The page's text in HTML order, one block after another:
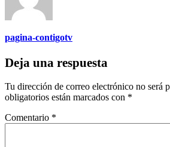
pagina-contigotv
Deja una respuesta
Tu dirección de correo electrónico no será
obligatorios están marcados con *
Comentario *